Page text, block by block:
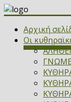
Αρχική
Οι